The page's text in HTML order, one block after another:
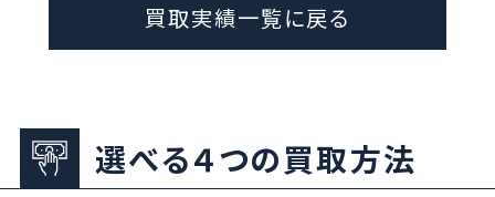
買取実績一覧に戻る
選べる４つの買取方法